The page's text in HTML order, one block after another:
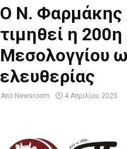
Ο Ν. Φαρμάκης
τιμηθεί η
Μεσολογγίου
ελευθερίας
Από Newsroom 4 Απριλίου 2025